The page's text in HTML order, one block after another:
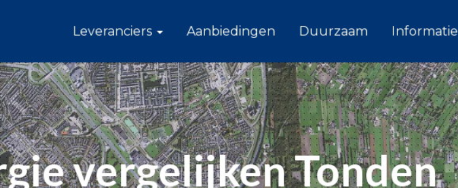
Leveranciers Aanbiedingen Duurzaam Informatie
vergelijken Tonden